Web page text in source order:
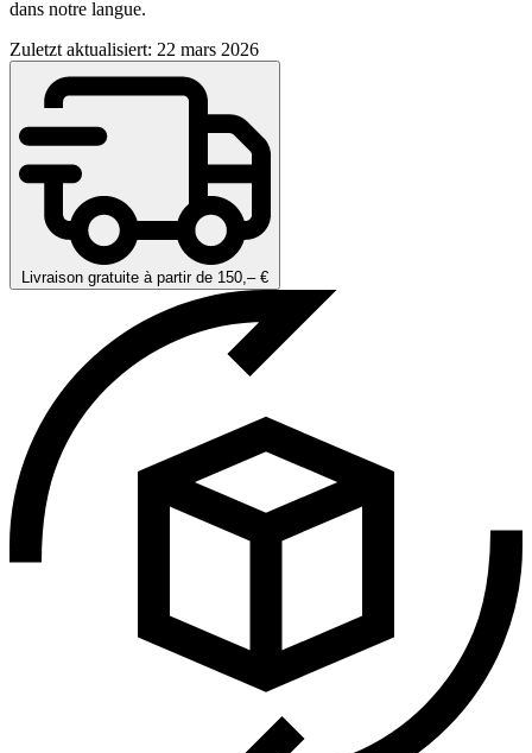
dans notre langue.
Zuletzt aktualisiert: 22 mars 2026
Livraison gratuite à partir de 150,– €